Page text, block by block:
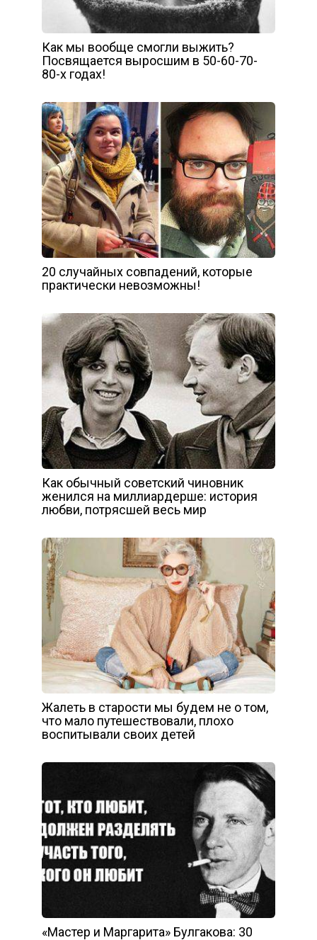
Как мы вообще смогли выжить?
Посвящается выросшим в 50-60-70-
80-х годах!
20 случайных совпадений, которые
практически невозможны!
Как обычный советский чиновник
женился на миллиардерше: история
любви, потрясшей весь мир
Жалеть в старости мы будем не о том,
что мало путешествовали, плохо
воспитывали своих детей
«Мастер и Маргарита» Булгакова: 30